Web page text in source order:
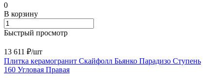
0
В корзину
Быстрый просмотр
13 611 ₽/шт
Плитка керамогранит Скайфолл Бьянко Парадизо Ступень
160 Угловая Правая